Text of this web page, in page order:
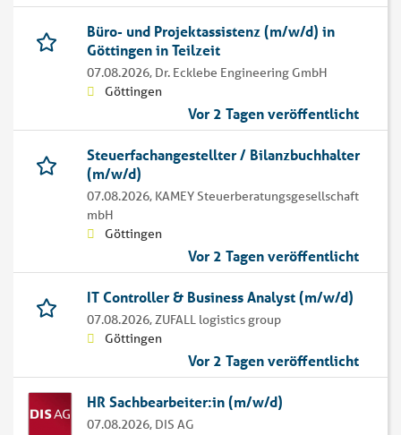
Büro- und Projektassistenz (m/w/d) in
Göttingen in Teilzeit
07.08.2026, Dr. Ecklebe Engineering GmbH
Göttingen
Vor 2 Tagen veröffentlicht
Steuerfachangestellter / Bilanzbuchhalter
(m/w/d)
07.08.2026, KAMEY Steuerberatungsgesellschaft
mbH
Göttingen
Vor 2 Tagen veröffentlicht
IT Controller & Business Analyst (m/w/d)
07.08.2026,ZUFALL logistics group
Göttingen
Vor 2 Tagen veröffentlicht
HR Sachbearbeiter:in (m/w/d)
07.08.2026, DIS AG